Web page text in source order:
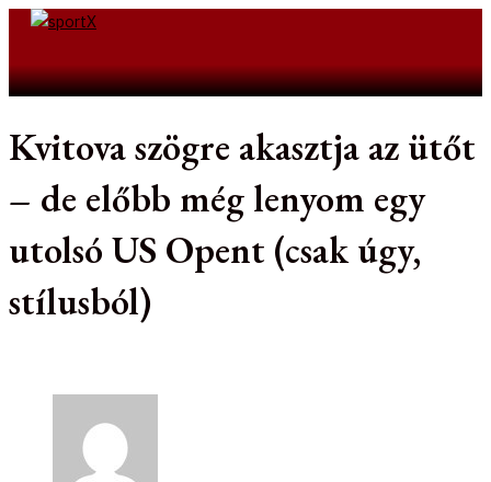
Skip
Kvitova szögre akasztja az ütőt
– de előbb még lenyom egy
utolsó US Opent (csak úgy,
stílusból)